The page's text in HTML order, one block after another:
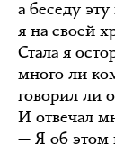
а беседу эту
я на своей
Стала я
много ли
говорил ли
И отвечал
— Я об этом